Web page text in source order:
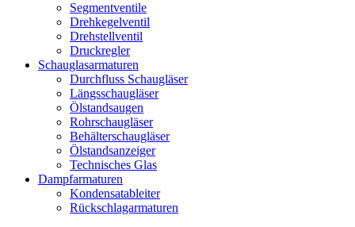
Segmentventile
Drehkegelventil
Drehstellventil
Druckregler
Schauglas­armaturen
Durchfluss Schaugläser
Längsschaugläser
Ölstandsaugen
Rohrschaugläser
Behälterschaugläser
Ölstandsanzeiger
Technisches Glas
Dampfarmaturen
Kondensatableiter
Rückschlagarmaturen